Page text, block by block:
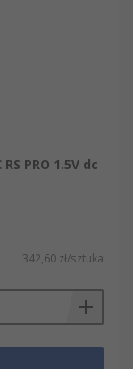
PRO 1.5V dc
342,60 zł/sztuka